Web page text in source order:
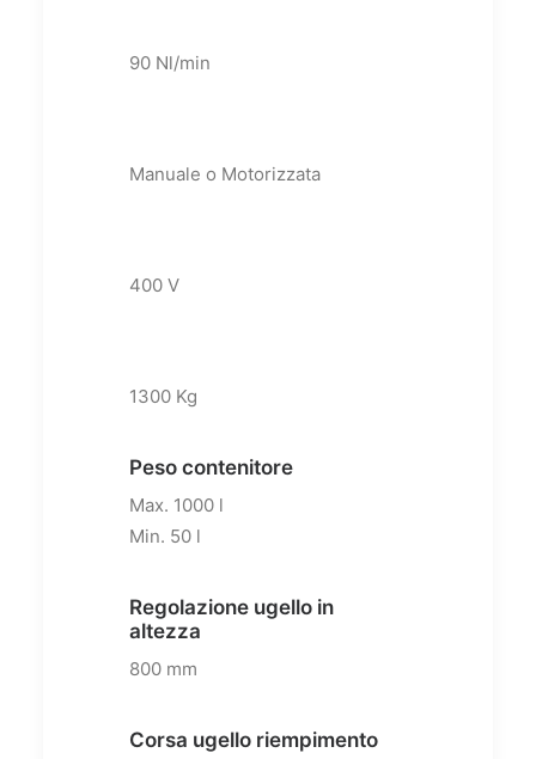
90 Nl/min
Manuale o Motorizzata
400 V
1300 Kg
Peso contenitore
Max. 1000 l
Min. 50 l
Regolazione ugello in
altezza
800 mm
Corsa ugello riempimento